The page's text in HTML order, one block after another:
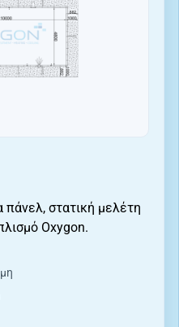
πάνελ, στατική μελέτη
Oxygon.